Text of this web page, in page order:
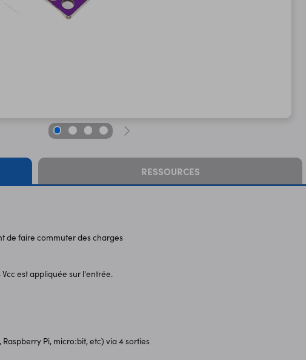
RESSOURCES
de faire commuter des charges
est appliquée sur l'entrée.
Pi, micro:bit, etc) via 4 sorties